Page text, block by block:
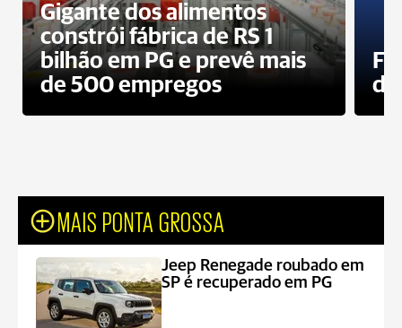
Gigante dos alimentos
constrói fábrica de RS 1
bilhão em PG e prevê mais
de 500 empregos
MAIS PONTA GROSSA
Jeep Renegade roubado em
SP é recuperado em PG